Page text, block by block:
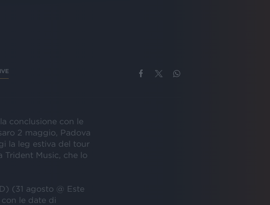
conclusione con le
2 maggio, Padova
la leg estiva del tour
Trident Music, che lo
(31 agosto @ Este
con le date di